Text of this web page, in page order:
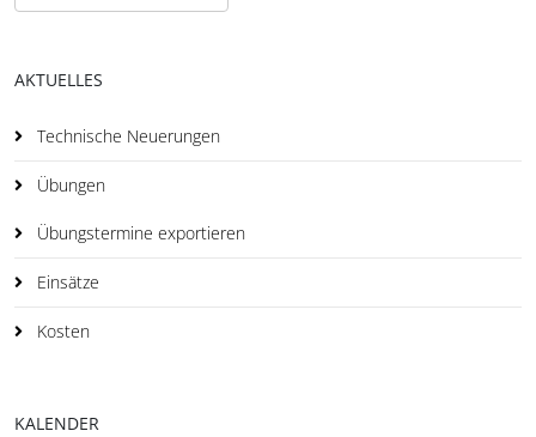
AKTUELLES
Technische Neuerungen
Übungen
Übungstermine exportieren
Einsätze
Kosten
KALENDER